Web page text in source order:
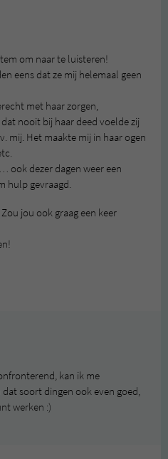
om naar te luisteren!
eens dat ze mij helemaal geen
met haar zorgen,
nooit bij haar deed voelde zij
mij. Het maakte mij in haar ogen
ook dezer dagen weer een
hulp gevraagd.
jou ook graag een keer
kan ik me
soort dingen ook even goed,
werken :)